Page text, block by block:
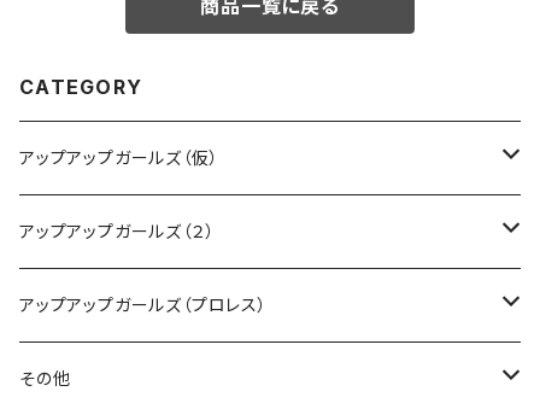
商品一覧に戻る
CATEGORY
アップアップガールズ（仮）
CD・DVD・Blu-ray
Tシャツ
other
アップアップガールズ（２）
Blu-ray
Tシャツ
アップアップガールズ（プロレス）
Tシャツ
その他